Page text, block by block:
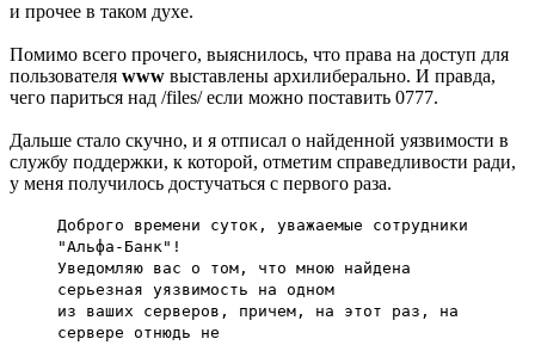
и прочее в таком духе.
Помимо всего прочего, выяснилось, что права на доступ для
пользователя www выставлены архилиберально. И правда,
чего париться над /files/ если можно поставить 0777.
Дальше стало скучно, и я отписал о найденной уязвимости в
службу поддержки, к которой, отметим справедливости ради,
у меня получилось достучаться с первого раза.
Доброго времени суток, уважаемые сотрудники
"Альфа-Банк"!
Уведомляю вас о том, что мною найдена
серьезная уязвимость на одном
из ваших серверов, причем, на этот раз, на
сервере отнюдь не